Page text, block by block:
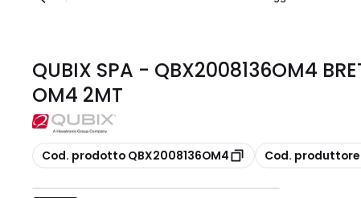
QUBIX SPA - QBX2008136OM4
OM4 2MT
copia
Cod. prodotto QBX2008136OM4 copia
Cod. produttore